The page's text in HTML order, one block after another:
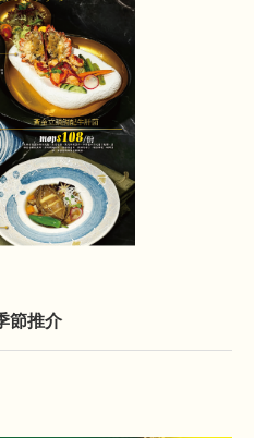
節推介